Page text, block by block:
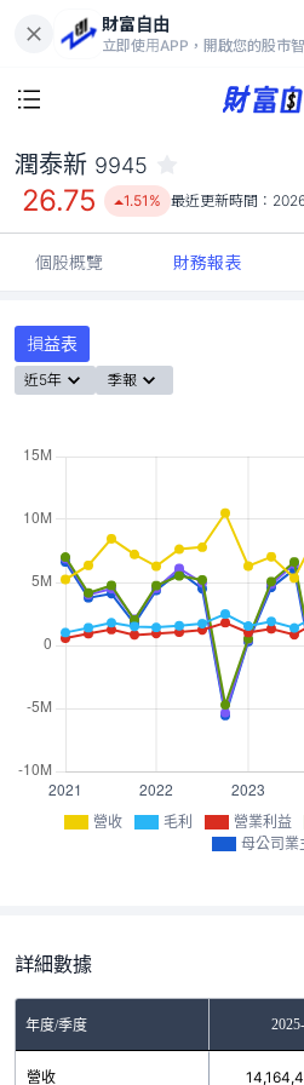
財富自由
立即使用APP，開啟您的股市
26.75
1.51%
潤泰新 9945
26.75 1.51% 最近更新時間：
個股概覽 財務報表
損益表
近5年 季報
營收 毛利 營業利益
母公司業
詳細數據
年度/季度2025-Q3
營收